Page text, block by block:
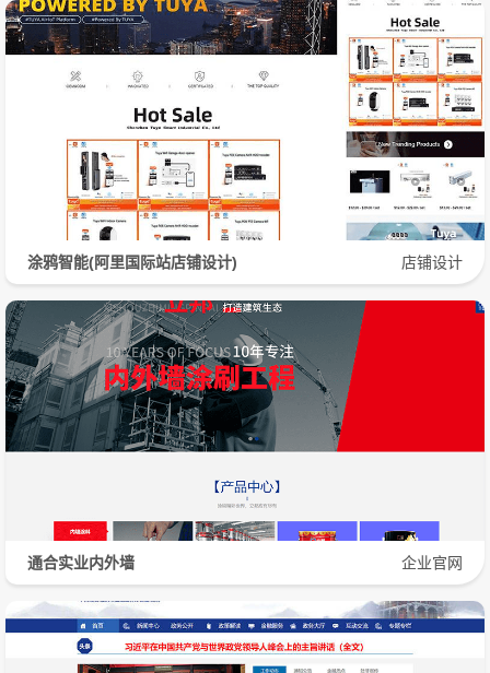
涂鸦智能(阿里国际站店铺设计) 店铺设计
通合实业内外墙 企业官网